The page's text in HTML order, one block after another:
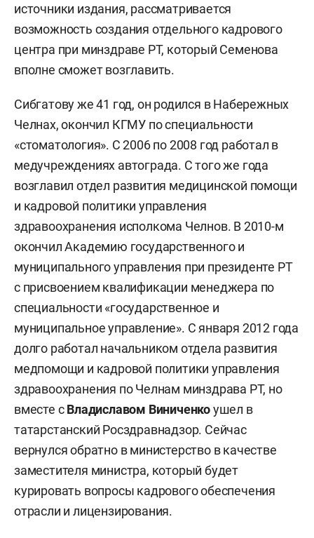
источники издания, рассматривается
возможность создания отдельного кадрового
центра при минздраве РТ, который Семенова
вполне сможет возглавить.
Сибгатову же 41 год, он родился в Набережных
Челнах, окончил КГМУ по специальности
«стоматология». С 2006 по 2008 год работал в
медучреждениях автограда. С того же года
возглавил отдел развития медицинской помощи
и кадровой политики управления
здравоохранения исполкома Челнов. В 2010-м
окончил Академию государственного и
муниципального управления при президенте РТ
с присвоением квалификации менеджера по
специальности «государственное и
муниципальное управление». С января 2012 года
долго работал начальником отдела развития
медпомощи и кадровой политики управления
здравоохранения по Челнам минздрава РТ, но
вместе сВладиславом Виниченкоушел в
татарстанский Росздравнадзор. Сейчас
вернулся обратно в министерство в качестве
заместителя министра, который будет
курировать вопросы кадрового обеспечения
отрасли и лицензирования.